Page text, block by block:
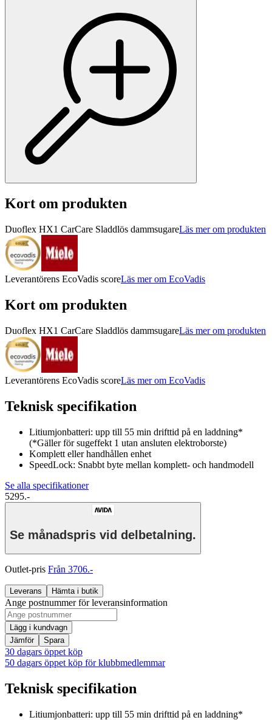
Kort om produkten
Duoflex HX1 CarCare Sladdlös dammsugareLäs mer om produkten
Leverantörens EcoVadis scoreLäs mer om EcoVadis
Kort om produkten
Duoflex HX1 CarCare Sladdlös dammsugareLäs mer om produkten
Leverantörens EcoVadis scoreLäs mer om EcoVadis
Teknisk specifikation
Litiumjonbatteri: upp till 55 min drifttid på en laddning*
(*Gäller för sugeffekt 1 utan ansluten elektroborste)
Komplett eller handhållen enhet
SpeedLock: Snabbt byte mellan komplett- och handmodell
Se alla specifikationer
5295.-
Se månadspris vid delbetalning.
Outlet-pris Från 3706.-
Leverans Hämta i butik
Ange postnummer för leveransinformation
Lägg i kundvagn
Jämför
Spara
30 dagars öppet köp
50 dagars öppet köp för klubbmedlemmar
Teknisk specifikation
Litiumjonbatteri: upp till 55 min drifttid på en laddning*